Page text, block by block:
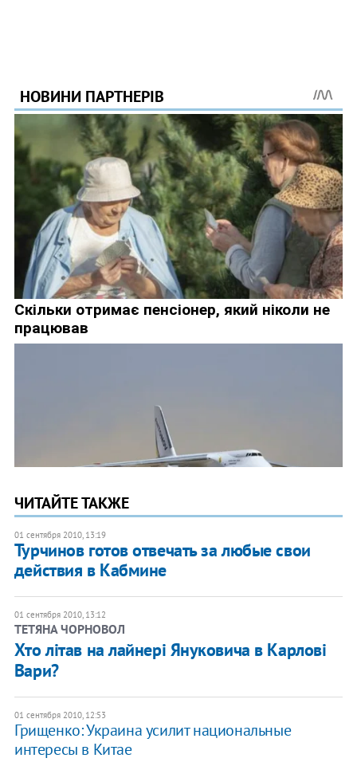
ЧИТАЙТЕ ТАКЖЕ
01 сентября 2010, 13:19
Турчинов готов отвечать за любые свои
действия в Кабмине
01 сентября 2010, 13:12
ТЕТЯНА ЧОРНОВОЛ
Хто літав на лайнері Януковича в Карлові
Вари?
01 сентября 2010, 12:53
Грищенко: Украина усилит национальные
интересы в Китае